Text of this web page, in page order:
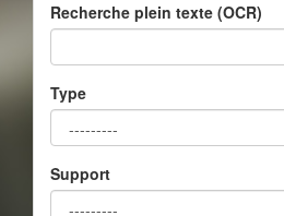
Recherche plein texte (OCR)
Type
Support